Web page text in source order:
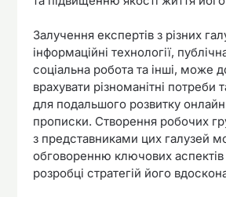
Залучення експертів з різних
інформаційні технології,
соціальна робота та інші, може
врахувати різноманітні потреби
для подальшого розвитку
прописки. Створення робочих
з представниками цих галузей
обговоренню ключових аспектів
розробці стратегій його